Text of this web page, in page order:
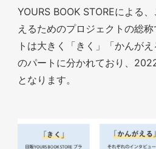
YOURS BOOK STOREによる
えるためのプロジェクトの総
トは大きく「きく」「かんが
のパートに分かれており、
となります。